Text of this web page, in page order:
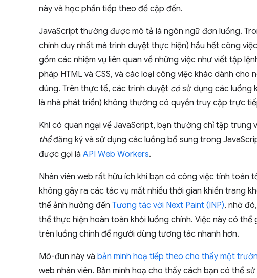
này và học phần tiếp theo đề cập đến.
JavaScript thường được mô tả là ngôn ngữ đơn luồng.
chính duy nhất mà trình duyệt thực hiện) hầu hết công
gồm các nhiệm vụ liên quan về những việc như viết tập
pháp HTML và CSS, và các loại công việc khác dành
dùng. Trên thực tế, các trình duyệt có sử dụng các luồng
là nhà phát triển) không thường có quyền truy cập trực
Khi có quan ngại về JavaScript, bạn thường chỉ tập trung
thểđăng ký và sử dụng các luồng bổ sung trong
được gọi là API Web Workers.
Nhân viên web rất hữu ích khi bạn có công việc tính toán
không gây ra các tác vụ mất nhiều thời gian khiến trang
thể ảnh hưởng đến Tương tác với Next Paint (INP), nhờ
thể thực hiện hoàn toàn khỏi luồng chính. Việc này có
trên luồng chính để người dùng tương tác nhanh hơn.
Mô-đun này và bản minh hoạ tiếp theo cho thấy một
web nhân viên. Bản minh hoạ cho thấy cách bạn có thể